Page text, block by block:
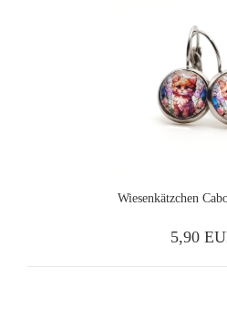
Wiesenkätzchen
5,90